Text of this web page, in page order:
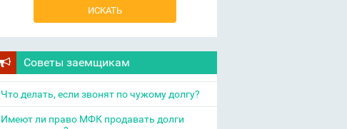
Советы заемщикам
Что делать, если звонят по чужому долгу?
Имеют ли право МФК продавать долги